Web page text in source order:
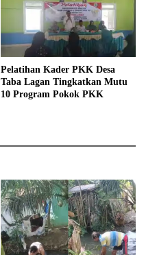
Pelatihan Kader PKK Desa
Taba Lagan Tingkatkan Mutu
10 Program Pokok PKK